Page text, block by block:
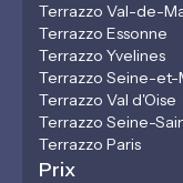
Terrazzo Val-de-
Terrazzo Essonne
Terrazzo Yvelines
Terrazzo Seine-et-
Terrazzo Val d'Oise
Terrazzo Seine-
Terrazzo Paris
Prix